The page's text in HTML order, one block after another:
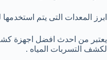
ابرز المعدات التى يتم
يعتبر من احدث افضل اجهزة
لكشف التسربات المياه .